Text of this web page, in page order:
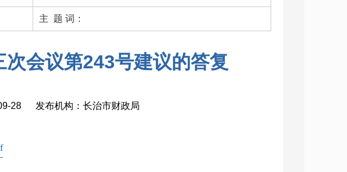
主 题 词：
会议第243号建议的答复
28 发布机构：长治市财政局